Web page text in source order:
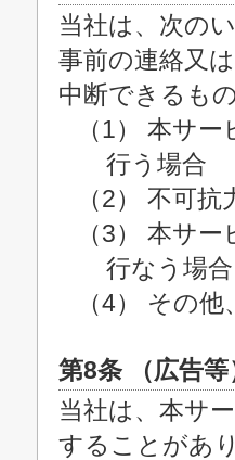
当社は、次の
事前の連絡又
中断できるも
（1） 本サ
行う場合
（2） 不可
（3） 本サ
行なう場合
（4） その
第8条 （広告等
当社は、本サ
することがあ